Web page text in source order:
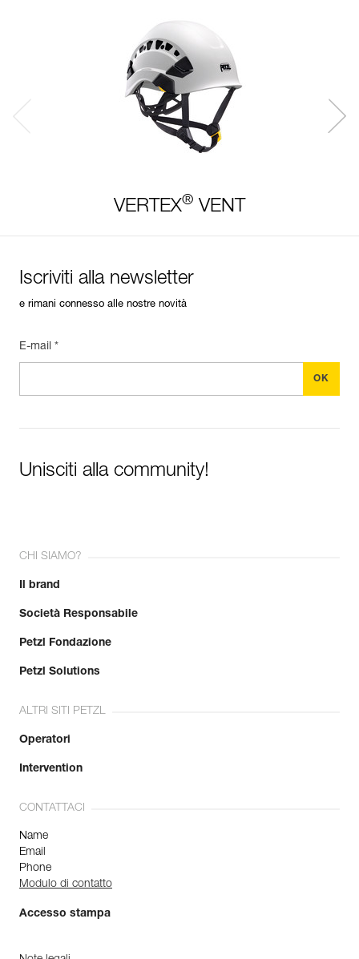
VERTEX® VENT
Iscriviti alla newsletter
e rimani connesso alle nostre novità
E-mail *
Unisciti alla community!
CHI SIAMO?
Il brand
Società Responsabile
Petzl Fondazione
Petzl Solutions
ALTRI SITI PETZL
Operatori
Intervention
CONTATTACI
Name
Email
Phone
Modulo di contatto
Accesso stampa